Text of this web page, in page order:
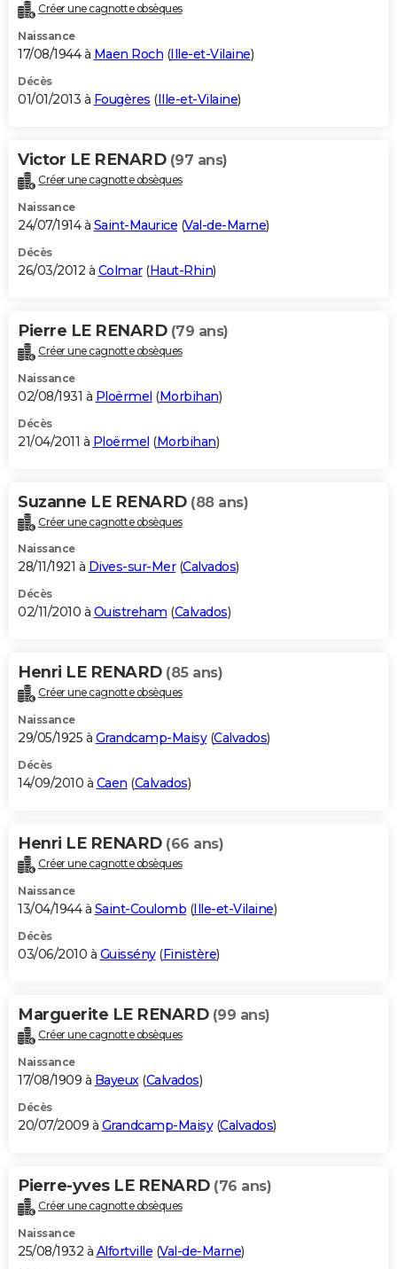
Créer une cagnotte obsèques
Naissance
17/08/1944 à Maen Roch (Ille-et-Vilaine)
Décès
01/01/2013 à Fougères (Ille-et-Vilaine)
Victor LE RENARD (97 ans)
Créer une cagnotte obsèques
Naissance
24/07/1914 à Saint-Maurice (Val-de-Marne)
Décès
26/03/2012 à Colmar(Haut-Rhin)
Pierre LE RENARD (79 ans)
Créer une cagnotte obsèques
Naissance
02/08/1931 à Ploërmel (Morbihan)
Décès
21/04/2011 à Ploërmel (Morbihan)
Suzanne LE RENARD (88 ans)
Créer une cagnotte obsèques
Naissance
28/11/1921 à Dives-sur-Mer(Calvados)
Décès
02/11/2010 à Ouistreham (Calvados)
Henri LE RENARD (85 ans)
Créer une cagnotte obsèques
Naissance
29/05/1925 à Grandcamp-Maisy(Calvados)
Décès
14/09/2010 à Caen (Calvados)
Henri LE RENARD (66 ans)
Créer une cagnotte obsèques
Naissance
13/04/1944 à Saint-Coulomb (Ille-et-Vilaine)
Décès
03/06/2010 à Guissény(Finistère)
Marguerite LE RENARD (99 ans)
Créer une cagnotte obsèques
Naissance
17/08/1909 à Bayeux(Calvados)
Décès
20/07/2009 à Grandcamp-Maisy(Calvados)
Pierre-yves LE RENARD (76 ans)
Créer une cagnotte obsèques
Naissance
25/08/1932 à Alfortville (Val-de-Marne)